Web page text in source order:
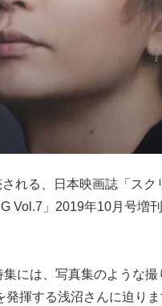
れる、日本映画誌「ス
Vol.7」2019年10月号増
には、写真集のような
発揮する浅沼さんに迫りま